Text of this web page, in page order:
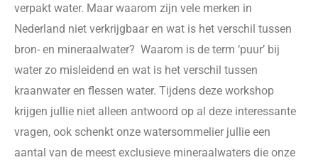
verpakt water. Maar waarom zijn vele merken in
Nederland niet verkrijgbaar en wat is het verschil tussen
bron- en mineraalwater? Waarom is de term ‘puur’ bij
water zo misleidend en wat is het verschil tussen
kraanwater en flessen water. Tijdens deze workshop
krijgen jullie niet alleen antwoord op al deze interessante
vragen, ook schenkt onze watersommelier jullie een
aantal van de meest exclusieve mineraalwaters die onze